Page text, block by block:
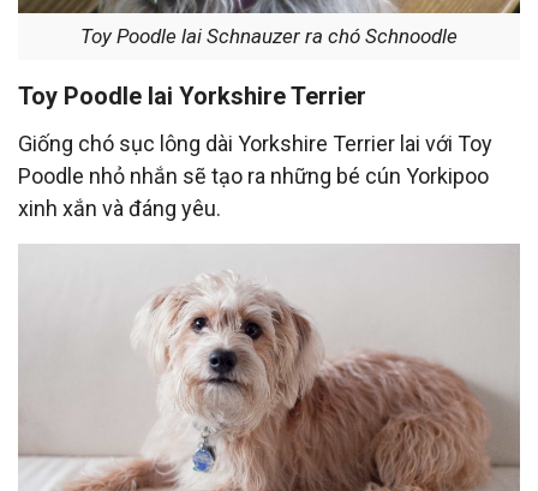
Toy Poodle lai Schnauzer ra chó Schnoodle
Toy Poodle lai Yorkshire Terrier
Giống chó sục lông dài Yorkshire Terrier lai với Toy
Poodle nhỏ nhắn sẽ tạo ra những bé cún Yorkipoo
xinh xắn và đáng yêu.